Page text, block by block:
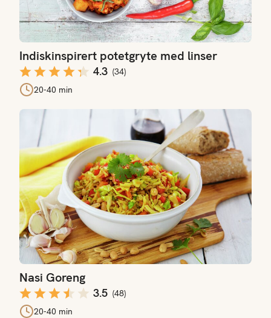
Indiskinspirert potetgryte med linser
4.3 (34)
20-40 min
Nasi Goreng
3.5 (48)
20-40 min
Nasi Goreng